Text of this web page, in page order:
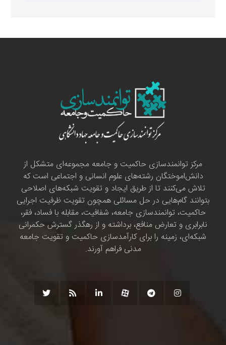
مرکز توانمندسازی حاکمیت و جامعه مجموعه‌ای متشکل از
دانش‌اموختگان رشته‌های علوم انسانی و اجتماعی است که
تلاش می‌کنند تا از طریق ایجاد و تقویت شبکه‌های اصلاحی
بتوانند گام‌هایی در حل مسائلی همچون تقویت ظرفیت اجرایی
حاکمیت، توانمندسازی جامعه، شفافیت، مقابله با فساد، فقر،
نابرابری و تعارض منافع، برداشته و از رهگذر گسترش حکمرانی
شبکه‌ای، زمینه را برای کارآمدسازی حاکمیت و تقویت جامعه
مدنی فراهم آورند.